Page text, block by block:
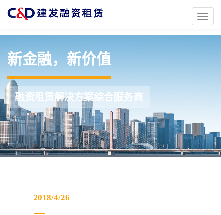
Toggle
新金融，新价值
融资租赁解决方案综合服务商
2018/4/26